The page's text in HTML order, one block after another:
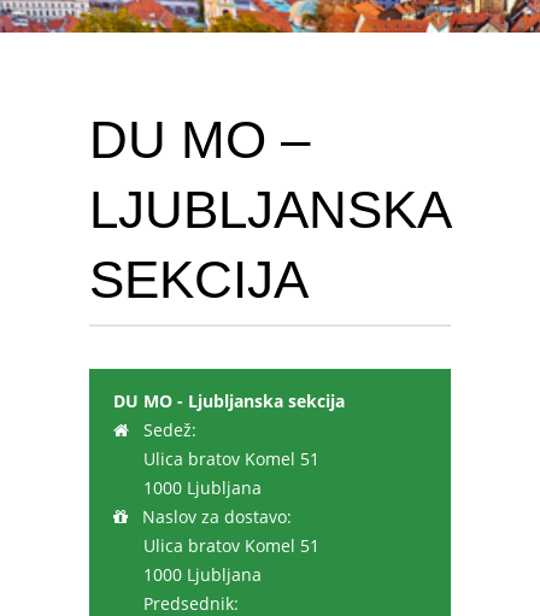
DU MO –
LJUBLJANSKA
SEKCIJA
DU MO - Ljubljanska sekcija
Sedež:
Ulica bratov Komel 51
1000 Ljubljana
Naslov za dostavo:
Ulica bratov Komel 51
1000 Ljubljana
Predsednik: